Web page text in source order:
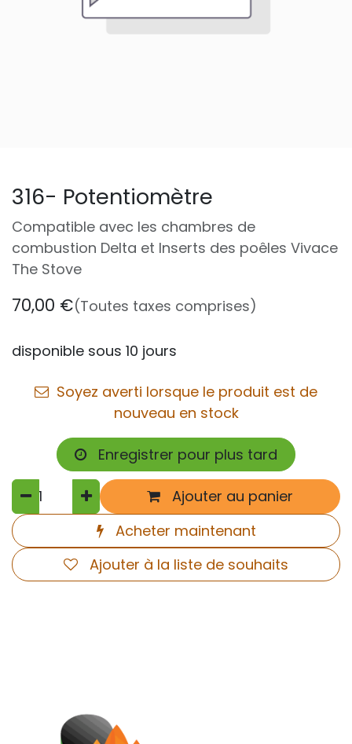
316- Potentiomètre
Compatible avec les chambres de
combustion Delta et Inserts des poêles Vivace
The Stove
70,00 €(Toutes taxes comprises)
disponible sous 10 jours
Soyez averti lorsque le produit est de
nouveau en stock
Enregistrer pour plus tard
Ajouter au panier
Acheter maintenant
Ajouter à la liste de souhaits